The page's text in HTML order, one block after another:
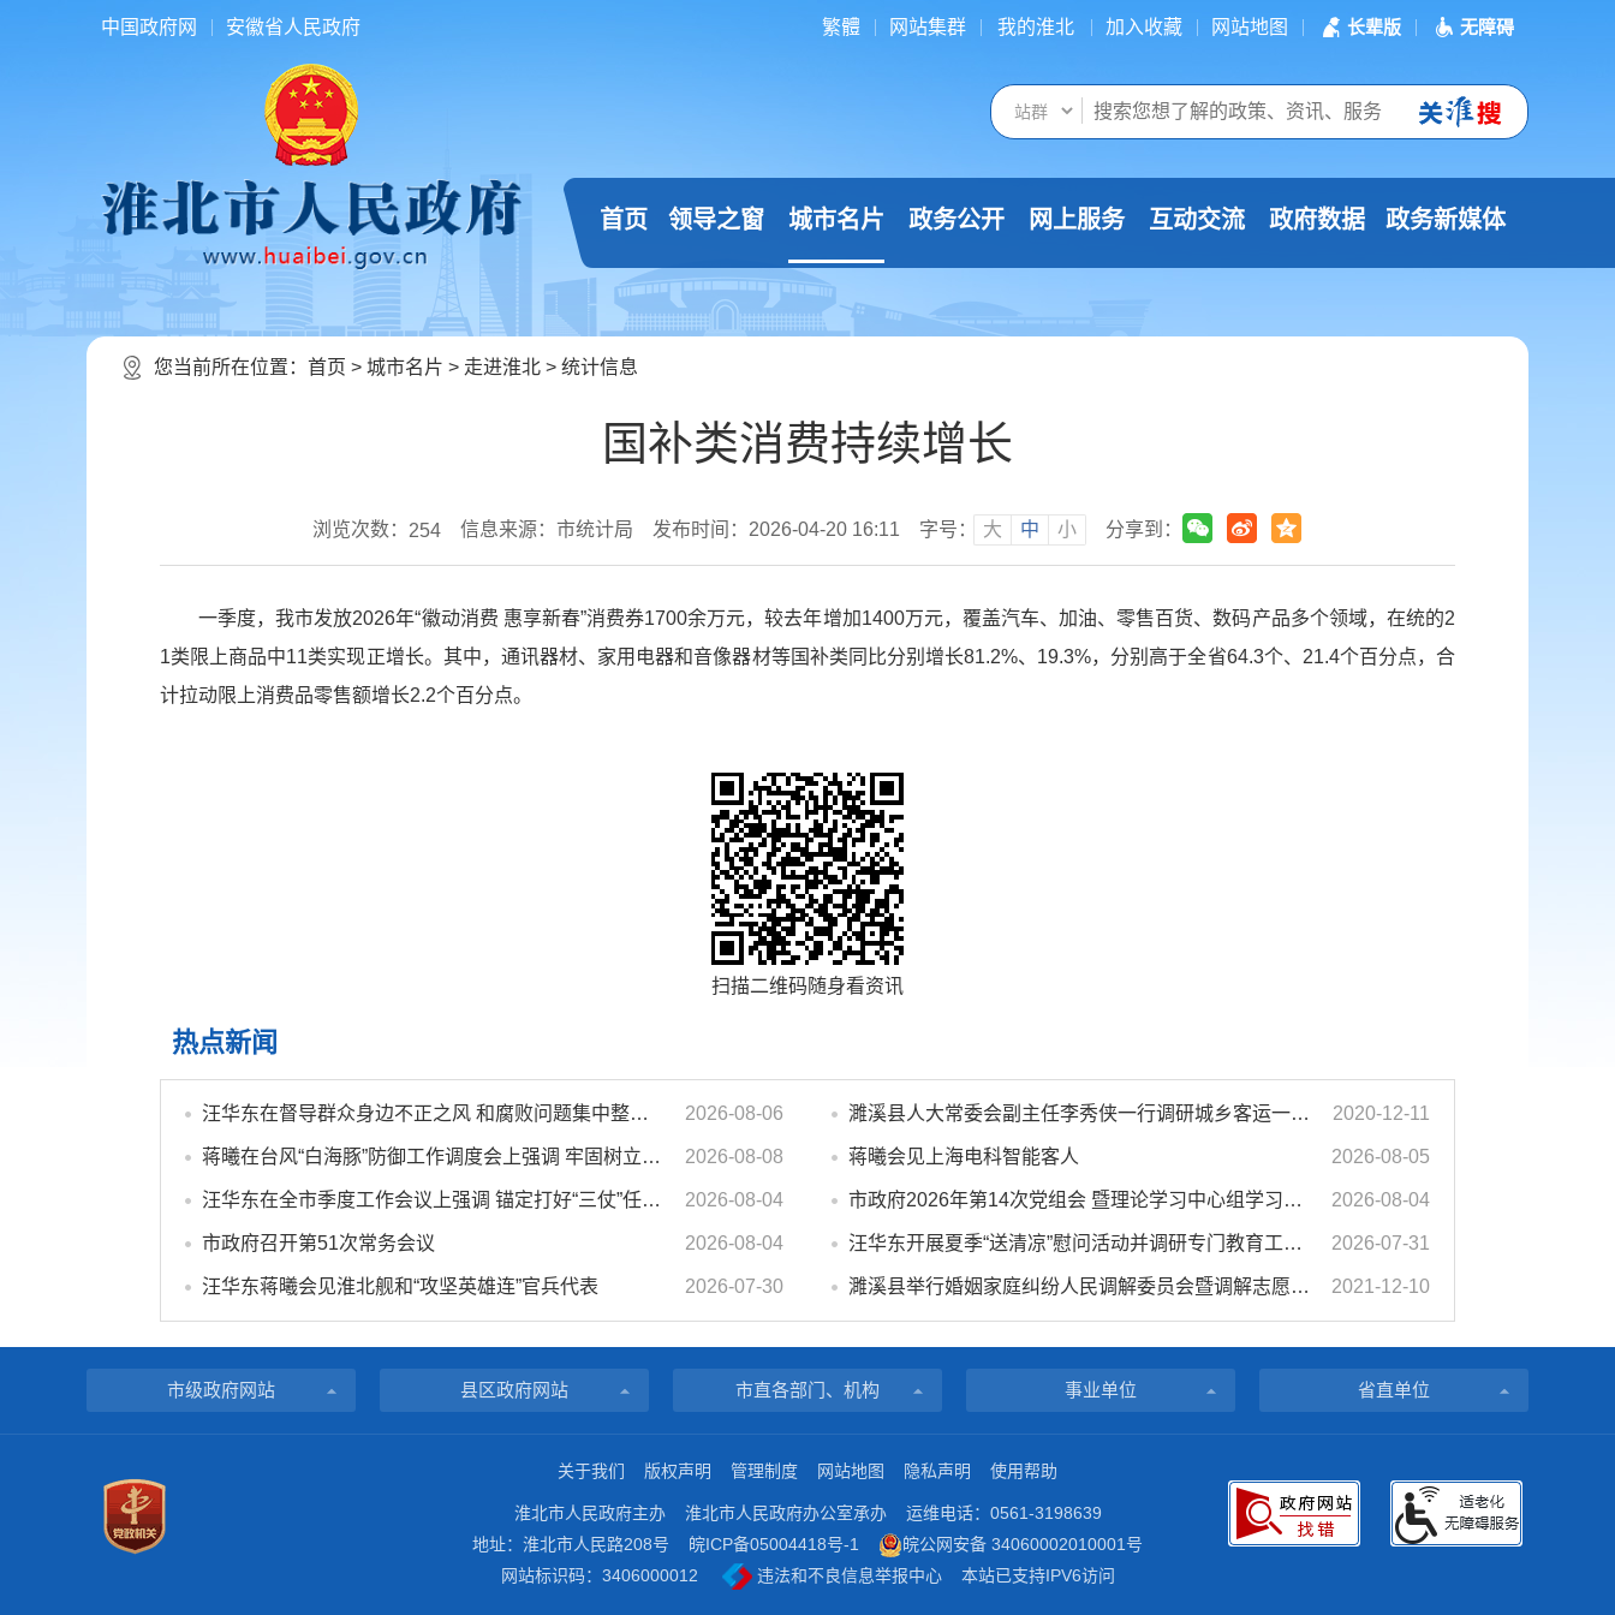
中国政府网 安徽省人民政府 繁體 网站集群 我的淮北 加入收藏 网站地图 长辈版 无障碍
首页 领导之窗 城市名片 政务公开 网上服务 互动交流 政府数据 政务新媒体
您当前所在位置： 首页 > 城市名片 > 走进淮北 > 统计信息
国补类消费持续增长
浏览次数： 254 信息来源：市统计局 发布时间：2026-04-20 16:11 字号： 大 中 小 分享到：
一季度，我市发放2026年“徽动消费 惠享新春”消费券1700余万元，较去年增加1400万元，覆盖汽车、加油、零售百货、数码产品多个领域，在统的2
1类限上商品中11类实现正增长。其中，通讯器材、家用电器和音像器材等国补类同比分别增长81.2%、19.3%，分别高于全省64.3个、21.4个百分点，合
计拉动限上消费品零售额增长2.2个百分点。
扫描二维码随身看资讯
热点新闻
汪华东在督导群众身边不正之风 和腐败问题集中整治工作时强调 以更高标准更实举措纵深推进集中整治 不断增强人民群众获得感幸福感安全感 2026-08-06 濉溪县人大常委会副主任李秀侠一行调研城乡客运一体化和治超工作 2020-12-11
蒋曦在台风“白海豚”防御工作调度会上强调 牢固树立和践行正确政绩观 切实维护人民群众生命财产安全 2026-08-08 蒋曦会见上海电科智能客人 2026-08-05
汪华东在全市季度工作会议上强调 锚定打好“三仗”任务和年度预期目标不动摇 在全市上下掀起比学赶超争先进位的攻坚热潮 2026-08-04 市政府2026年第14次党组会 暨理论学习中心组学习会议召开 蒋曦主持会议并讲话 2026-08-04
市政府召开第51次常务会议 2026-08-04 汪华东开展夏季“送清凉”慰问活动并调研专门教育工作 落实落细防暑降温措施 用心用情关爱一线职工 2026-07-31
汪华东蒋曦会见淮北舰和“攻坚英雄连”官兵代表 2026-07-30 濉溪县举行婚姻家庭纠纷人民调解委员会暨调解志愿者服务团成立仪式 2021-12-10
市级政府网站 县区政府网站 市直各部门、机构 事业单位 省直单位
关于我们 版权声明 管理制度 网站地图 隐私声明 使用帮助
淮北市人民政府主办 淮北市人民政府办公室承办
运维电话：0561-3198639
地址：淮北市人民路208号
皖ICP备05004418号-1
皖公网安备 34060002010001号
网站标识码：3406000012
违法和不良信息举报中心 本站已支持IPV6访问